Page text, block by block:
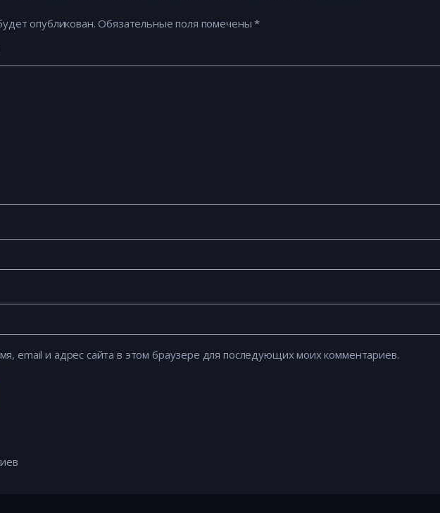
опубликован. Обязательные поля помечены*
email и адрес сайта в этом браузере для последующих моих комментариев.